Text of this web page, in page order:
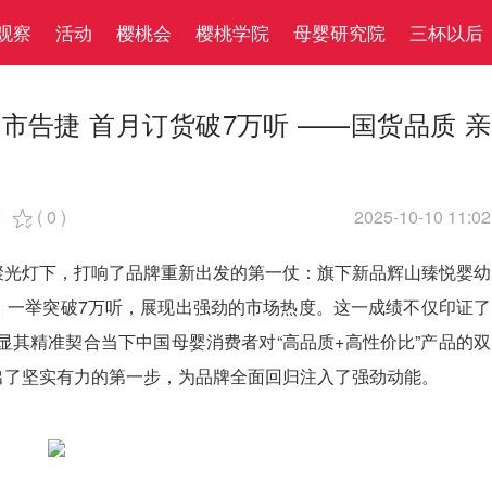
察 活动 樱桃会 樱桃学院 母婴研究院 三杯以后
告捷 首月订货破7万听 ——国货品质 亲
 (0 ) 2025-10-10 11:02
灯下，打响了品牌重新出发的第一仗：旗下新品辉山臻悦婴幼
举突破7万听，展现出强劲的市场热度。这一成绩不仅印证了
精准契合当下中国母婴消费者对“高品质+高性价比”产品的双
坚实有力的第一步，为品牌全面回归注入了强劲动能。